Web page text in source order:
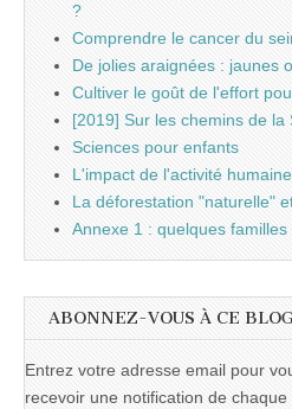
?
Comprendre le cancer du
De jolies araignées : jaunes
Cultiver le goût de l'effort
[2019] Sur les chemins de
Sciences pour enfants
L'impact de l'activité
La déforestation "naturelle"
Annexe 1 : quelques
ABONNEZ-VOUS À CE
Entrez votre adresse email pour
recevoir une notification de